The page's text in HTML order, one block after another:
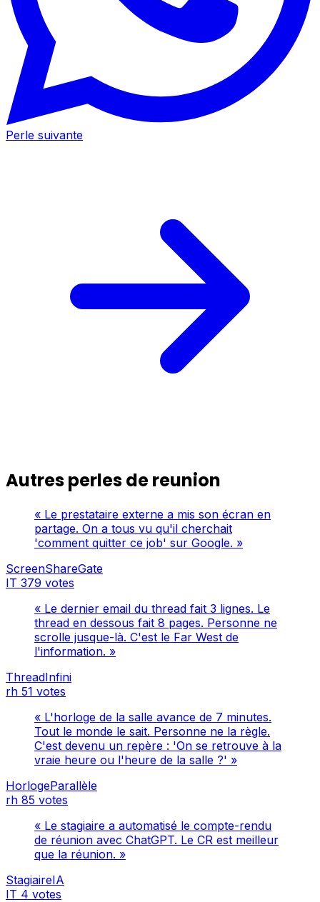
Perle suivante
Autres perles de reunion
« Le prestataire externe a mis son écran en
partage. On a tous vu qu'il cherchait
'comment quitter ce job' sur Google. »
ScreenShareGate
IT 379 votes
« Le dernier email du thread fait 3 lignes. Le
thread en dessous fait 8 pages. Personne ne
scrolle jusque-là. C'est le Far West de
l'information. »
ThreadInfini
rh 51 votes
« L'horloge de la salle avance de 7 minutes.
Tout le monde le sait. Personne ne la règle.
C'est devenu un repère : 'On se retrouve à la
vraie heure ou l'heure de la salle ?' »
HorlogeParallèle
rh 85 votes
« Le stagiaire a automatisé le compte-rendu
de réunion avec ChatGPT. Le CR est meilleur
que la réunion. »
StagiaireIA
IT 4 votes